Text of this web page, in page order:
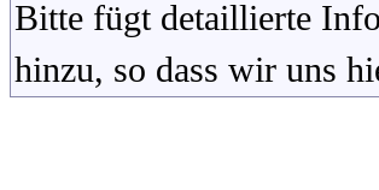
Bitte fügt detaillierte
hinzu, so dass wir uns